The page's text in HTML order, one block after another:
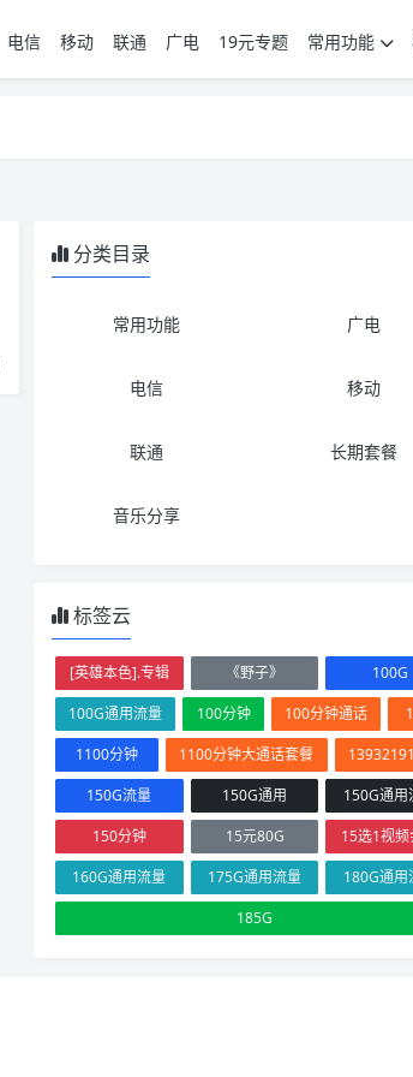
电信 移动 联通 广电 19元专题
常用功能
分类目录
常用功能 广电
电信 移动
联通 长期套餐
音乐分享
标签云
[英雄本色].专辑 《野子》
100G
100G通用流量
100分钟 100分钟通话
1100分钟
1100分钟大通话套餐
150G流量
150G通用
150G通用
150分钟
15元80G
15选1视频
160G通用流量
175G通用流量
180G通用
185G